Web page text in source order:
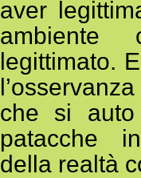
aver
legittimato.
che si auto
patacche
della realtà